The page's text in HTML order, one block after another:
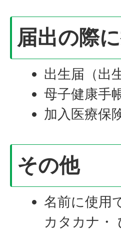
届出の際
出生届（出
母子健康手
加入医療保
その他
名前に使用
カタカナ・